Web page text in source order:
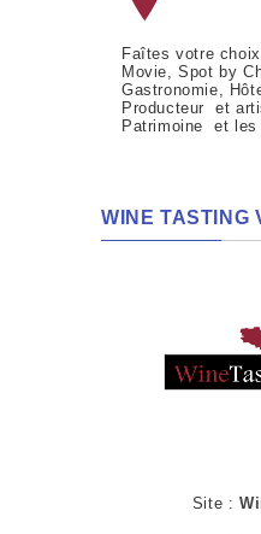
Faîtes votre
Movie, Spot by
Gastronomie,
Producteur et
Patrimoine et
WINE TASTING
Site :